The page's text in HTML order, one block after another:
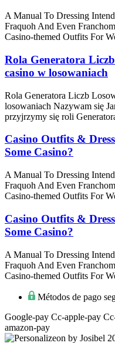
A Manual To Dressing
Fraquoh And Even
Casino-themed Outfits For
Rola Generatora
casino w losowaniach
Rola Generatora Liczb
losowaniach Nazywam się
przyjrzymy się roli
Casino Outfits &
Some Casino?
A Manual To Dressing
Fraquoh And Even
Casino-themed Outfits For
Casino Outfits &
Some Casino?
A Manual To Dressing
Fraquoh And Even
Casino-themed Outfits For
Métodos de pago
Google-pay Cc-apple-pay
amazon-pay